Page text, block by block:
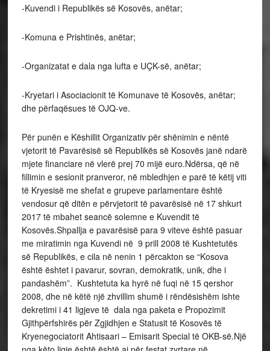
-Kuvendi i Republikës së Kosovës, anëtar;
-Komuna e Prishtinës, anëtar;
-Organizatat e dala nga lufta e UÇK-së, anëtar;
-Kryetari i Asociacionit të Komunave të Kosovës, anëtar;
dhe përfaqësues të OJQ-ve.
Për punën e Këshillit Organizativ për shënimin e nëntë
vjetorit të Pavarësisë së Republikës së Kosovës janë ndarë
mjete financiare në vlerë prej 70 mijë euro.Ndërsa, që në
fillimin e sesionit pranveror, në mbledhjen e parë të këtij viti
të Kryesisë me shefat e grupeve parlamentare është
vendosur që ditën e përvjetorit të pavarësisë në 17 shkurt
2017 të mbahet seancë solemne e Kuvendit të
Kosovës.Shpallja e pavarësisë para 9 viteve është pasuar
me miratimin nga Kuvendi në 9 prill 2008 të Kushtetutës
së Republikës, e cila në nenin 1 përcakton se “Kosova
është ështet i pavarur, sovran, demokratik, unik, dhe i
pandashëm”. Kushtetuta ka hyrë në fuqi në 15 qershor
2008, dhe në këtë një zhvillim shumë i rëndësishëm ishte
dekretimi i 41 ligjeve të dala nga paketa e Propozimit
Gjithpërfshirës për Zgjidhjen e Statusit të Kosovës të
Kryenegociatorit Ahtisaari – Emisarit Special të OKB-së.Një